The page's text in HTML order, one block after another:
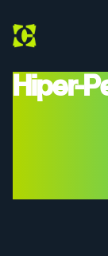
Hiper-